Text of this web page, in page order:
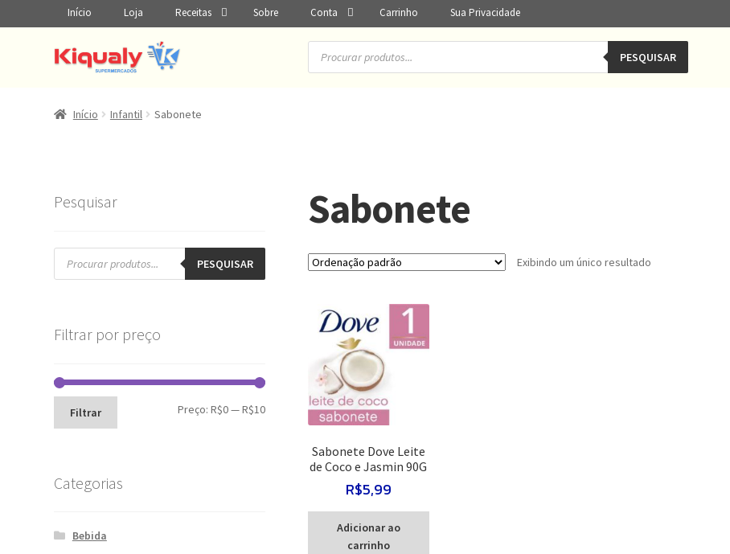
Início Loja Receitas Sobre Conta Carrinho Sua Privacidade
Pesquisar
produtos PESQUISAR
Início Infantil Sabonete
Sabonete
Exibindo um único resultado
Sabonete Dove Leite
de Coco e Jasmin 90G
R$5,99
Adicionar ao
carrinho
Pesquisar
Pesquisar
produtos PESQUISAR
Filtrar por preço
Preço
Preço
Filtrar Preço:R$0—R$10
Categorias
Bebida